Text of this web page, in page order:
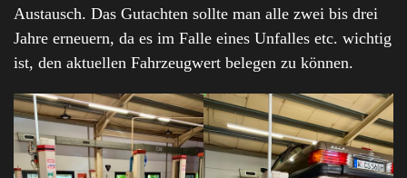
Austausch. Das Gutachten sollte man alle zwei bis drei
Jahre erneuern, da es im Falle eines Unfalles etc. wichtig
ist, den aktuellen Fahrzeugwert belegen zu können.